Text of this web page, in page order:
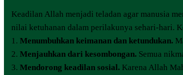
Keadilan Allah menjadi teladan agar manusia
nilai ketuhanan dalam perilakunya sehari-hari.
1. Menumbuhkan keimanan dan ketundukan.
2. Menjauhkan dari kesombongan. Semua
3. Mendorong keadilan sosial. Karena Allah